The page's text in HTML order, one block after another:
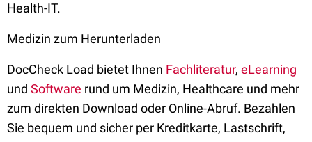
Health-IT.
Medizin zum Herunterladen
DocCheck Load bietet Ihnen Fachliteratur, eLearning
und Software rund um Medizin, Healthcare und mehr
zum direkten Download oder Online-Abruf. Bezahlen
Sie bequem und sicher per Kreditkarte, Lastschrift,